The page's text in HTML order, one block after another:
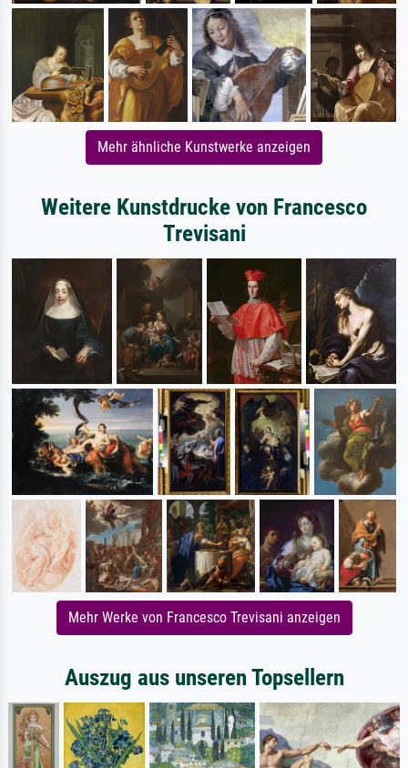
Mehr ähnliche Kunstwerke anzeigen
Weitere Kunstdrucke von Francesco
Trevisani
Mehr Werke von Francesco Trevisani anzeigen
Auszug aus unseren Topsellern